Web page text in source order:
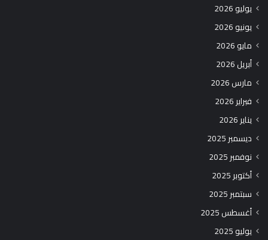
يوليو 2026
يونيو 2026
مايو 2026
أبريل 2026
مارس 2026
فبراير 2026
يناير 2026
ديسمبر 2025
نوفمبر 2025
أكتوبر 2025
سبتمبر 2025
أغسطس 2025
يوليو 2025